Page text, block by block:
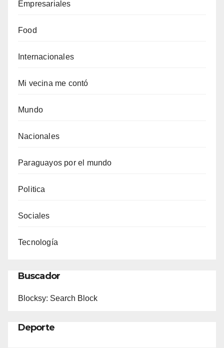
Empresariales
Food
Internacionales
Mi vecina me contó
Mundo
Nacionales
Paraguayos por el mundo
Politica
Sociales
Tecnología
Buscador
Blocksy: Search Block
Deporte